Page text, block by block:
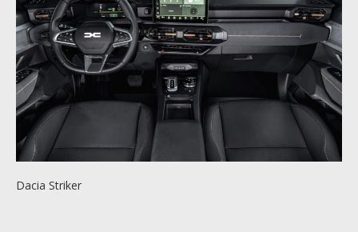
Dacia Striker